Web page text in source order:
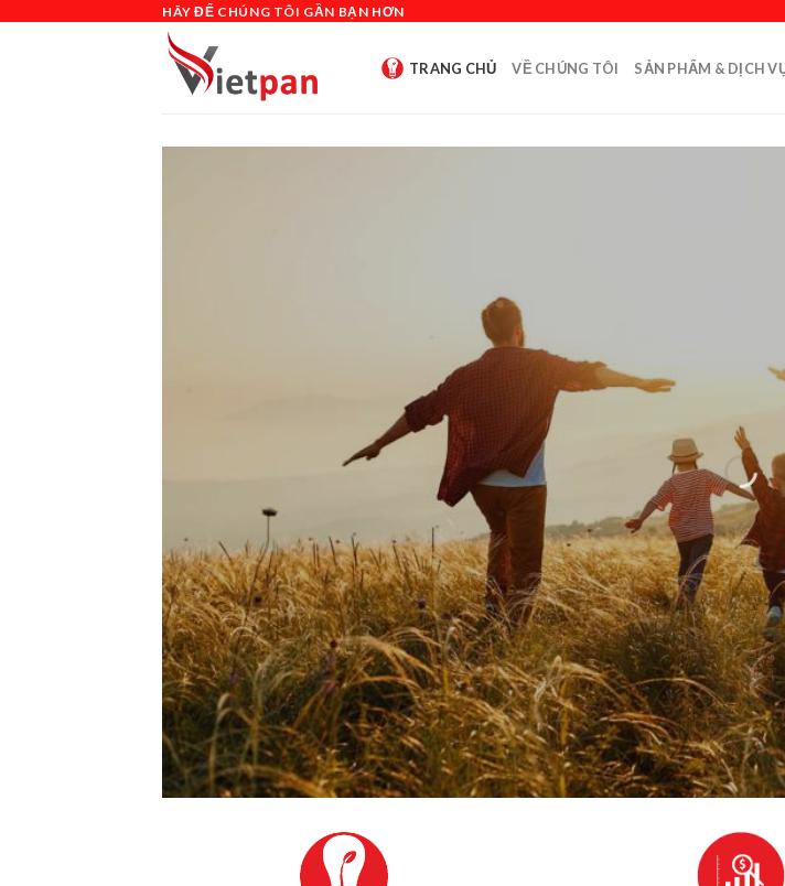
HÃY ĐỂ CHÚNG TÔI GẦN BẠN HƠN
TRANG CHỦ VỀ CHÚNG TÔI SẢN PHẨM & DỊCH